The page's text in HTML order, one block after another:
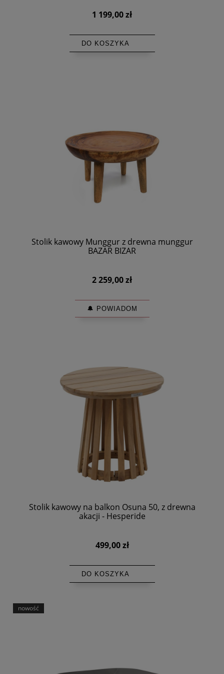
1 199,00 zł
DO KOSZYKA
Stolik kawowy Munggur z drewna munggur
BAZAR BIZAR
2 259,00 zł
🔔 POWIADOM
Stolik kawowy na balkon Osuna 50, z drewna
akacji - Hesperide
499,00 zł
DO KOSZYKA
nowość